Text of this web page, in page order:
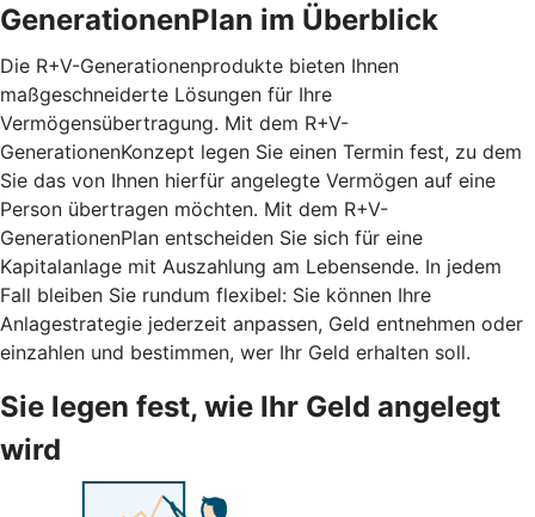
GenerationenPlan im Überblick
Die R+V-Generationenprodukte bieten Ihnen
maßgeschneiderte Lösungen für Ihre
Vermögensübertragung. Mit dem R+V-
GenerationenKonzept legen Sie einen Termin fest, zu dem
Sie das von Ihnen hierfür angelegte Vermögen auf eine
Person übertragen möchten. Mit dem R+V-
GenerationenPlan entscheiden Sie sich für eine
Kapitalanlage mit Auszahlung am Lebensende. In jedem
Fall bleiben Sie rundum flexibel: Sie können Ihre
Anlagestrategie jederzeit anpassen, Geld entnehmen oder
einzahlen und bestimmen, wer Ihr Geld erhalten soll.
Sie legen fest, wie Ihr Geld angelegt
wird